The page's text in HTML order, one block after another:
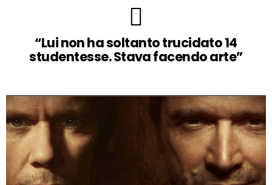
“Lui non ha soltanto trucidato 14
studentesse. Stava facendo arte”